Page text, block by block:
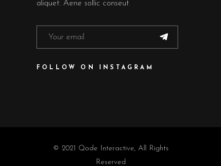
aliquet. Aene sollic conseut.
FOLLOW ON INSTAGRAM
© 2021 Qode Interactive, All Rights
Reserved